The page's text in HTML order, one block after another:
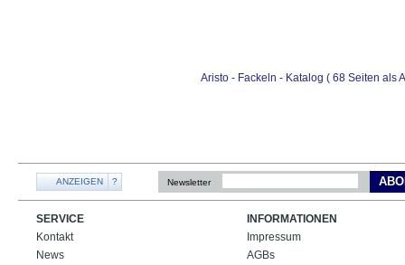
Aristo - Fackeln - Katalog ( 68 Seiten als
ANZEIGEN ? Newsletter
SERVICE
Kontakt
News
INFORMATIONEN
Impressum
AGBs